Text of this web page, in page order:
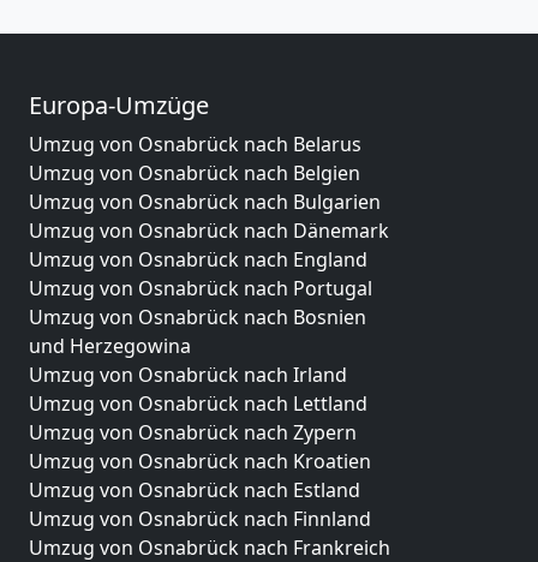
Europa-Umzüge
Umzug von Osnabrück nach Belarus
Umzug von Osnabrück nach Belgien
Umzug von Osnabrück nach Bulgarien
Umzug von Osnabrück nach Dänemark
Umzug von Osnabrück nach England
Umzug von Osnabrück nach Portugal
Umzug von Osnabrück nach Bosnien
und Herzegowina
Umzug von Osnabrück nach Irland
Umzug von Osnabrück nach Lettland
Umzug von Osnabrück nach Zypern
Umzug von Osnabrück nach Kroatien
Umzug von Osnabrück nach Estland
Umzug von Osnabrück nach Finnland
Umzug von Osnabrück nach Frankreich